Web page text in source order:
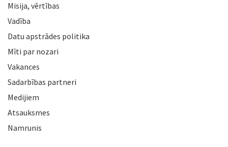
Misija, vērtības
Vadība
Datu apstrādes politika
Mīti par nozari
Vakances
Sadarbības partneri
Medijiem
Atsauksmes
Namrunis